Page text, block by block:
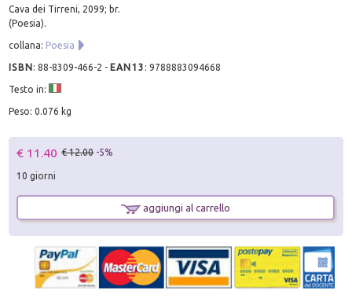
Cava dei Tirreni, 2099; br.
(Poesia).
collana: Poesia
ISBN:88-8309-466-2 - EAN13 :9788883094668
Testo in:
Peso: 0.076 kg
€ 11.40 € 12.00 -5%
10 giorni
aggiungi al carrello